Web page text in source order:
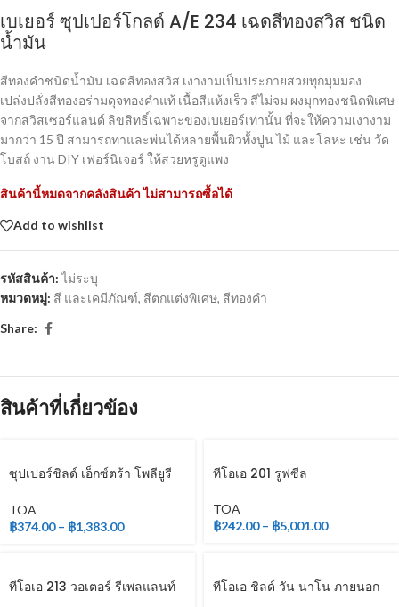
เบเยอร์ ซุปเปอร์โกลด์ A/E 234 เฉดสีทองสวิส ชนิด
น้ำมัน
สีทองคำชนิดน้ำมัน เฉดสีทองสวิส เงางามเป็นประกายสวยทุกมุมมอง
เปล่งปลั่งสีทองอร่ามดุจทองคำแท้ เนื้อสีแห้งเร็ว สีไม่จม ผงมุกทองชนิดพิเศษ
จากสวิสเซอร์แลนด์ ลิขสิทธิ์เฉพาะของเบเยอร์เท่านั้น ที่จะให้ความเงางาม
มากว่า 15 ปี สามารถทาและพ่นได้หลายพื้นผิวทั้งปูน ไม้ และโลหะ เช่น วัด
โบสถ์ งาน DIY เฟอร์นิเจอร์ ให้สวยหรูดูแพง
สินค้านี้หมดจากคลังสินค้า ไม่สามารถซื้อได้
Add to wishlist
รหัสสินค้า:ไม่ระบุ
หมวดหมู่: สี และเคมีภัณฑ์, สีตกแต่งพิเศษ, สีทองคำ
Share:
สินค้าที่เกี่ยวข้อง
ซุปเปอร์ชิลด์ เอ็กซ์ตร้า โพลียูรี
TOA
฿374.00 – ฿1,383.00
ทีโอเอ 201 รูฟซีล
TOA
฿242.00 – ฿5,001.00
ทีโอเอ 213 วอเตอร์ รีเพลแลนท์
ทีโอเอ ชิลด์ วัน นาโน ภายนอก